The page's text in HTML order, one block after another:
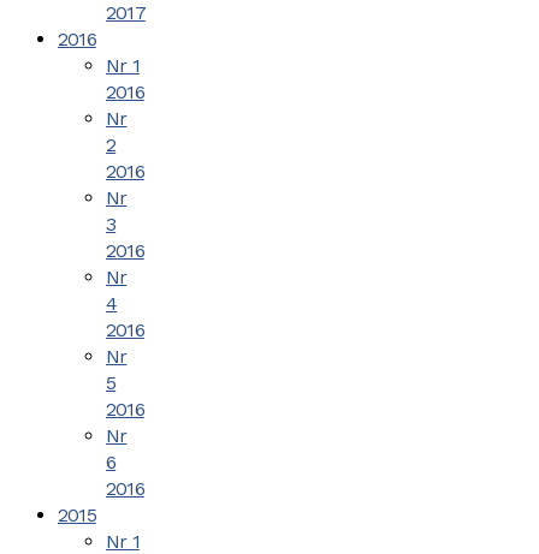
2017
2016
Nr 1
2016
Nr
2
2016
Nr
3
2016
Nr
4
2016
Nr
5
2016
Nr
6
2016
2015
Nr 1